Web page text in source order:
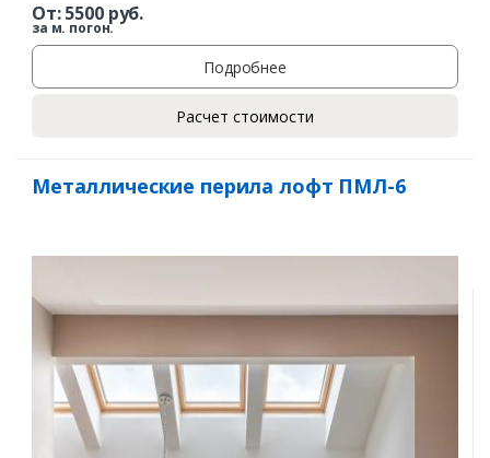
От:5500руб.
за м. погон.
Подробнее
Расчет стоимости
Металлические перила лофт ПМЛ-6